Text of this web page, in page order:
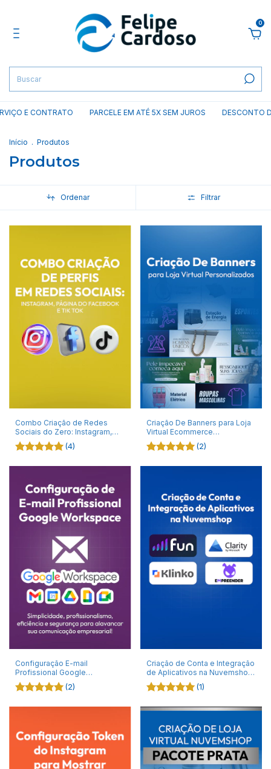
0
E CONTRATO PARCELE EM ATÉ 5X SEM JUROS DESCONTO DE
Início . Produtos
Produtos
Ordenar Filtrar
Combo Criação de Redes
Sociais do Zero: Instagram,
Página do Facebook e Perfil
do Tik Tok
(4)
Criação De Banners para Loja
Virtual Ecommerce
Profissional Design
Personalizado(2)
Configuração E-mail
Profissional Google
Workspace
(2)
Criação de Conta e Integração
de Aplicativos na Nuvemshop
| Instalação Rápida e Suporte
(1)